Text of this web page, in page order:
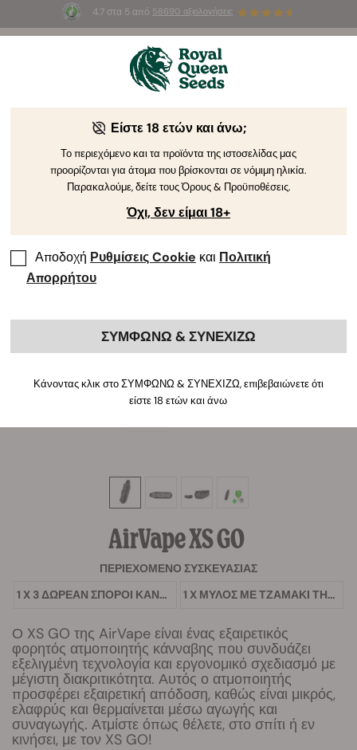
4.7 στα 5 από 58690 αξιολογήσεις
3 σπόρους White Widow AutoΔΩΡΕΑΝ για τους
AirVape XS GO
ΠΕΡΙΕΧΌΜΕΝΟ ΣΥΣΚΕΥΑΣΊΑΣ
1 X 3 ΔΩΡΕΆΝ ΣΠΌΡΟΙ ΚΆΝΝΑΒΗΣ
1 X ΜΎΛΟΣ ΜΕ ΤΖΑΜΆΚΙ ΤΗΣ RQS
Ο XS GO της AirVape είναι ένας εξαιρετικός
φορητός ατμοποιητής κάνναβης που συνδυάζει
εξελιγμένη τεχνολογία και εργονομικό σχεδιασμό με
μέγιστη διακριτικότητα. Αυτός ο ατμοποιητής
προσφέρει εξαιρετική απόδοση, καθώς είναι μικρός,
ελαφρύς και θερμαίνεται μέσω αγωγής και
συναγωγής. Ατμίστε όπως θέλετε, στο σπίτι ή εν
κινήσει, με τον XS GO!
Είστε 18 ετών και άνω;
Το περιεχόμενο και τα προϊόντα της ιστοσελίδας μας
προορίζονται για άτομα που βρίσκονται σε νόμιμη ηλικία.
Παρακαλούμε, δείτε τους Όρους & Προϋποθέσεις.
Όχι, δεν είμαι 18+
Αποδοχή Ρυθμίσεις Cookie και Πολιτική
Απορρήτου
ΣΥΜΦΩΝΩ & ΣΥΝΕΧΙΖΩ
Κάνοντας κλικ στο ΣΥΜΦΩΝΩ & ΣΥΝΕΧΙΖΩ, επιβεβαιώνετε ότι
είστε 18 ετών και άνω